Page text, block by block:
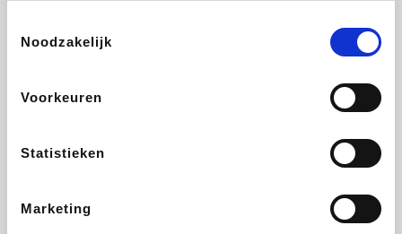
Noodzakelijk
Voorkeuren
Statistieken
Marketing
DectDirect ZEB
SupraBazar